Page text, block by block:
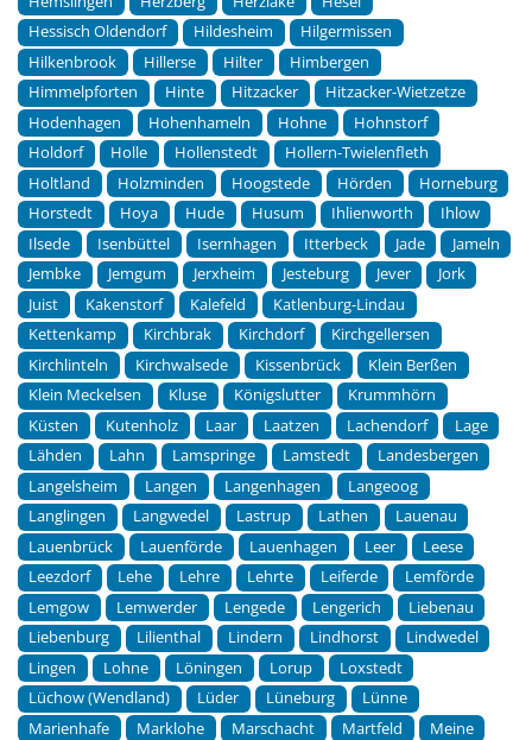
Hessisch Oldendorf
Hildesheim
Hilgermissen
Hilkenbrook
Hillerse Hilter
Himbergen
Himmelpforten
Hinte Hitzacker
Hitzacker-Wietzetze
Hodenhagen
Hohenhameln Hohne
Hohnstorf
Holdorf
Holle Hollenstedt
Hollern-Twielenfleth
Holtland
Holzminden Hoogstede Hörden
Horneburg
Horstedt
Hoya Hude Husum Ihlienworth
Ihlow
Ilsede
Isenbüttel Isernhagen Itterbeck Jade
Jameln
Jembke
Jemgum Jerxheim Jesteburg Jever
Jork
Juist
Kakenstorf Kalefeld
Katlenburg-Lindau
Kettenkamp
Kirchbrak Kirchdorf
Kirchgellersen
Kirchlinteln
Kirchwalsede Kissenbrück
Klein Berßen
Klein Meckelsen
Kluse Königslutter
Krummhörn
Küsten
Kutenholz Laar Laatzen Lachendorf
Lage
Lähden
Lahn Lamspringe Lamstedt
Landesbergen
Langelsheim
Langen Langenhagen
Langeoog
Langlingen
Langwedel Lastrup Lathen
Lauenau
Lauenbrück
Lauenförde Lauenhagen Leer
Leese
Leezdorf
Lehe Lehre Lehrte Leiferde
Lemförde
Lemgow
Lemwerder Lengede Lengerich
Liebenau
Liebenburg
Lilienthal Lindern Lindhorst
Lindwedel
Lingen
Lohne Löningen Lorup
Loxstedt
Lüchow (Wendland)
Lüder Lüneburg
Lünne
Marienhafe
Marklohe Marschacht Martfeld
Meine